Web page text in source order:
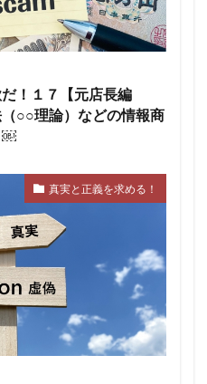
！１７【元店長編
○○理論）などの情報商
￼
真実と正義を求める！